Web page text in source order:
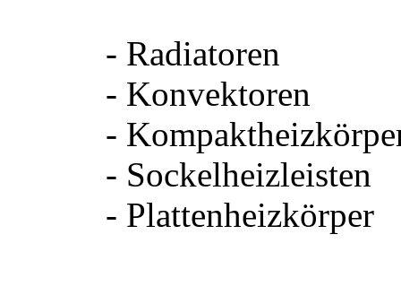
- Radiatoren
- Konvektoren
-
- Sockelheizleisten
- Plattenheizkörper